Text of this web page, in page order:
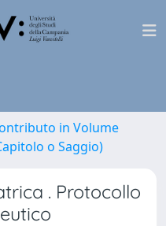
in Volume
o Saggio)
. Protocollo